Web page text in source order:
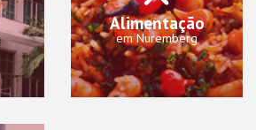
Alimentação
em Nuremberg